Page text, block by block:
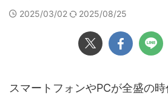
2025/03/02 2025/08/25
スマートフォンやPCが全盛の